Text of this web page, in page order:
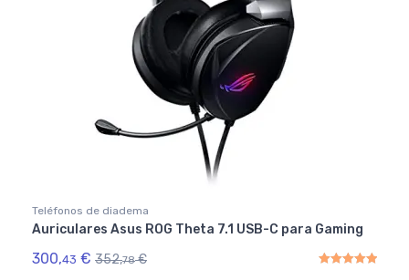
Teléfonos de diadema
Auriculares Asus ROG Theta 7.1 USB-C para Gaming
300,43 € 352,78 €